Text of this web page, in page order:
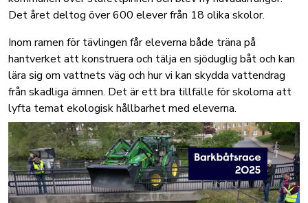
Det året deltog över 600 elever från 18 olika skolor.
Inom ramen för tävlingen får eleverna både träna på
hantverket att konstruera och tälja en sjöduglig båt och kan
lära sig om vattnets väg och hur vi kan skydda vattendrag
från skadliga ämnen. Det är ett bra tillfälle för skolorna att
lyfta temat ekologisk hållbarhet med eleverna.